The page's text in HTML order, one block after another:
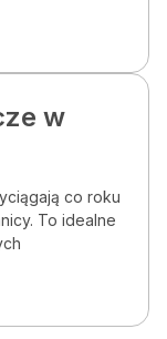
w
co roku
To idealne